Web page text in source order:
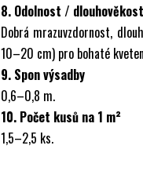
8. Odolnost /
Dobrá mrazuvzdornost,
10–20 cm) pro bohaté
9. Spon výsadby
0,6–0,8 m.
10. Počet kusů na 1 m²
1,5–2,5 ks.